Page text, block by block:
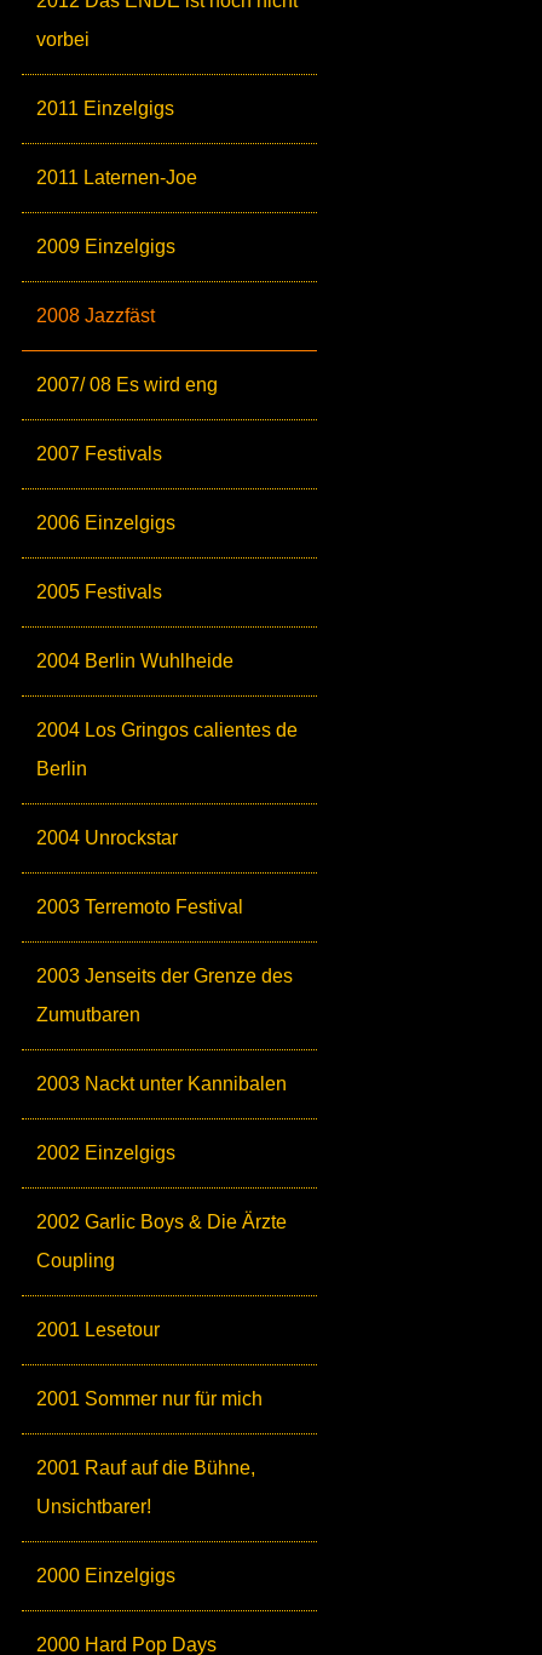
vorbei
2011 Einzelgigs
2011 Laternen-Joe
2009 Einzelgigs
2008 Jazzfäst
2007/ 08 Es wird eng
2007 Festivals
2006 Einzelgigs
2005 Festivals
2004 Berlin Wuhlheide
2004 Los Gringos calientes de
Berlin
2004 Unrockstar
2003 Terremoto Festival
2003 Jenseits der Grenze des
Zumutbaren
2003 Nackt unter Kannibalen
2002 Einzelgigs
2002 Garlic Boys & Die Ärzte
Coupling
2001 Lesetour
2001 Sommer nur für mich
2001 Rauf auf die Bühne,
Unsichtbarer!
2000 Einzelgigs
2000 Hard Pop Days